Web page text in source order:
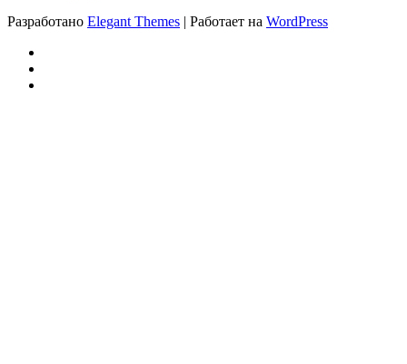
Разработано Elegant Themes | Работает на WordPress